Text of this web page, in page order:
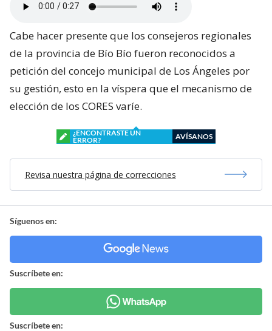
Cabe hacer presente que los consejeros regionales
de la provincia de Bío Bío fueron reconocidos a
petición del concejo municipal de Los Ángeles por
su gestión, esto en la víspera que el mecanismo de
elección de los CORES varíe.
¿ENCONTRASTE UN
ERROR?
AVÍSANOS
Revisa nuestra página de correcciones
Síguenos en:
Suscríbete en:
Suscríbete en: